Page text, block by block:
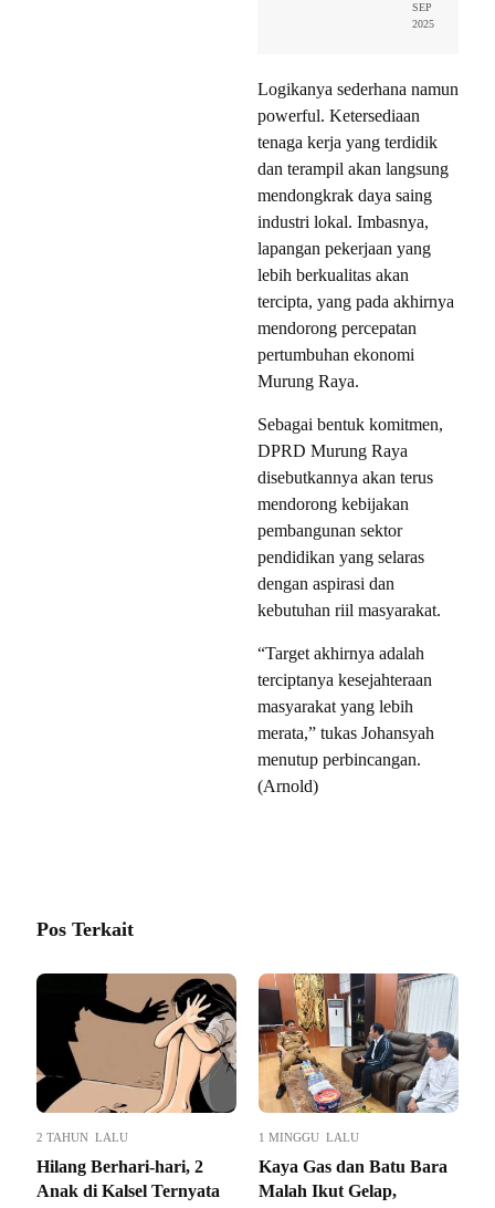
SEP
2025
Logikanya sederhana namun
powerful. Ketersediaan
tenaga kerja yang terdidik
dan terampil akan langsung
mendongkrak daya saing
industri lokal. Imbasnya,
lapangan pekerjaan yang
lebih berkualitas akan
tercipta, yang pada akhirnya
mendorong percepatan
pertumbuhan ekonomi
Murung Raya.
Sebagai bentuk komitmen,
DPRD Murung Raya
disebutkannya akan terus
mendorong kebijakan
pembangunan sektor
pendidikan yang selaras
dengan aspirasi dan
kebutuhan riil masyarakat.
“Target akhirnya adalah
terciptanya kesejahteraan
masyarakat yang lebih
merata,” tukas Johansyah
menutup perbincangan.
(Arnold)
Pos Terkait
2 TAHUN LALU
Hilang Berhari-hari, 2
Anak di Kalsel Ternyata
1 MINGGU LALU
Kaya Gas dan Batu Bara
Malah Ikut Gelap,